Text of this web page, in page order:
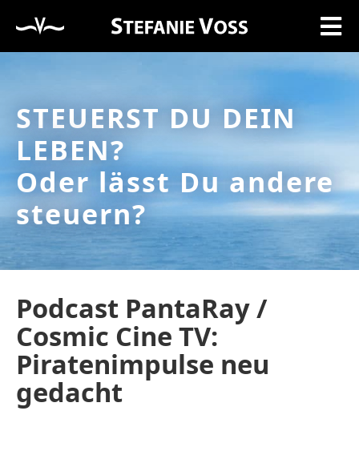
STEUERST DU DEIN
LEBEN?
Oder lässt Du andere
steuern?
Podcast PantaRay /
Cosmic Cine TV:
Piratenimpulse neu
gedacht